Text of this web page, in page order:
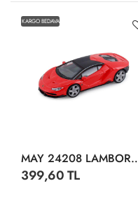
KARGO BEDAVA
MAY 24208
399,60 TL